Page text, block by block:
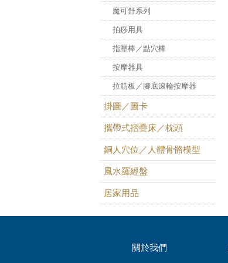
魔可舒系列
拍痧用具
指壓棒／點穴棒
按摩器具
拉筋板／腳底滾輪按摩器
掛圖／圖卡
攜帶式摺疊床／枕頭
銅人穴位／人體骨骼模型
風水羅經盤
居家用品
關於我們